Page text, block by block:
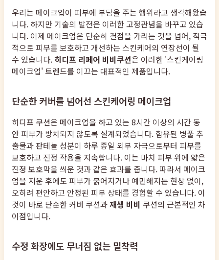
우리는 메이크업이 피부에 부담을 주는 행위라고 생각해왔습
니다. 하지만 기술의 발전은 이러한 고정관념을 바꾸고 있습
니다. 이제 메이크업은 단순히 결점을 가리는 것을 넘어, 적극
적으로 피부를 보호하고 개선하는 스킨케어의 연장선이 될
수 있습니다. 히디프 리페어 비비쿠션은 이러한 '스킨케어링
메이크업' 트렌드를 이끄는 대표적인 제품입니다.
단순한 커버를 넘어선 스킨케어링 메이크업
히디프 쿠션은 메이크업을 하고 있는 8시간 이상의 시간 동
안 피부가 방치되지 않도록 설계되었습니다. 함유된 병풀 추
출물과 판테놀 성분이 하루 종일 외부 자극으로부터 피부를
보호하고 진정 작용을 지속합니다. 이는 마치 피부 위에 얇은
진정 보호막을 씌운 것과 같은 효과를 줍니다. 따라서 메이크
업을 지운 후에도 피부가 붉어지거나 예민해지는 현상 없이,
오히려 편안하고 안정된 피부 상태를 경험할 수 있습니다. 이
것이 바로 단순한 커버 쿠션과재생 비비 쿠션의 근본적인 차
이점입니다.
수정 화장에도 무너짐 없는 밀착력